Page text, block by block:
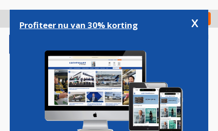
gaan
Check in
Magazine Podcasts Vacatures
Profiteer nu van 30% korting x